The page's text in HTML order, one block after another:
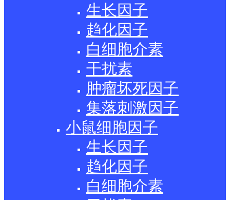
生长因子
趋化因子
白细胞介素
干扰素
肿瘤坏死因子
集落刺激因子
小鼠细胞因子
生长因子
趋化因子
白细胞介素